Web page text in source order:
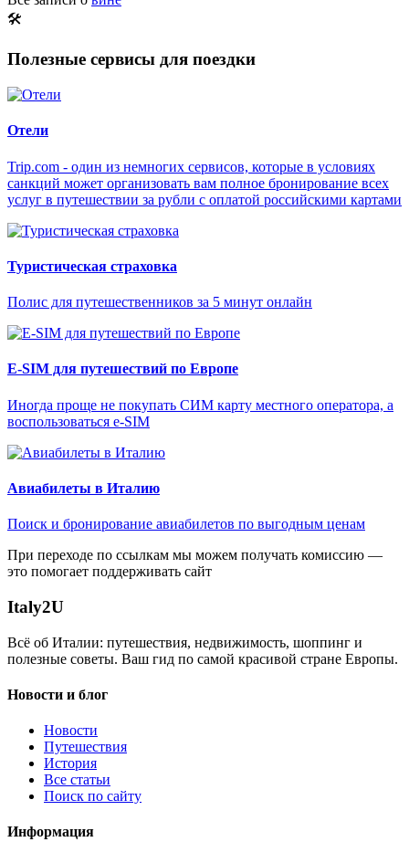
🛠
Полезные сервисы для поездки
Отели
Trip.com - один из немногих сервисов, которые в условиях
санкций может организовать вам полное бронирование всех
услуг в путешествии за рубли с оплатой российскими картами
Туристическая страховка
Полис для путешественников за 5 минут онлайн
E-SIM для путешествий по Европе
Иногда проще не покупать СИМ карту местного оператора, а
воспользоваться e-SIM
Авиабилеты в Италию
Поиск и бронирование авиабилетов по выгодным ценам
При переходе по ссылкам мы можем получать комиссию —
это помогает поддерживать сайт
Italy2U
Всё об Италии: путешествия, недвижимость, шоппинг и
полезные советы. Ваш гид по самой красивой стране Европы.
Новости и блог
Новости
Путешествия
История
Все статьи
Поиск по сайту
Информация